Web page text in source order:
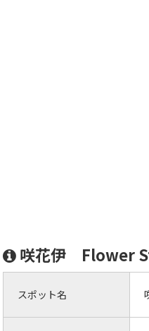
咲花伊 Flower
スポット名